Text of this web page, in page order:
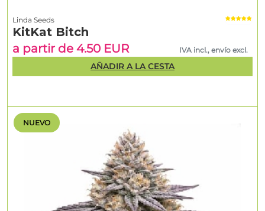
NUEVO
Linda Seeds
KitKat Bitch
a partir de 4.50 EUR
IVA incl., envío excl.
AÑADIR A LA CESTA